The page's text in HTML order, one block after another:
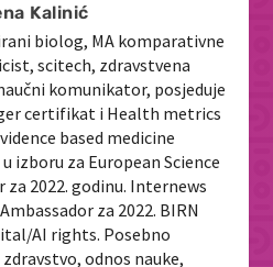
Kalinić
biolog, MA komparativne
scitech, zdravstvena
komunikator, posjeduje
certifikat i Health metrics
based medicine
izboru za European Science
2022. godinu. Internews
za 2022. BIRN
AI rights. Posebno
odnos nauke,